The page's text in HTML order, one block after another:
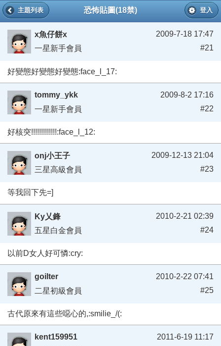
恐怖貼圖(18禁)
主題列表 登入
x魚仔餅x
一星新手會員
2009-7-18 17:47
#21
好變態好變態好變態:face_l_17:
tommy_ykk
一星新手會員
2009-8-2 17:16
#22
好核突!!!!!!!!!!!!!:face_l_12:
onj小王子
三星高級會員
2009-12-13 21:04
#23
等我回下先=]
Ky乂鋒
五星白金會員
2010-2-21 02:39
#24
以前D女人好可憐:cry:
goilter
二星初級會員
2010-2-22 07:41
#25
古代原來有這些噁心的,:smilie_/(:
kent159951
2011-6-19 11:17